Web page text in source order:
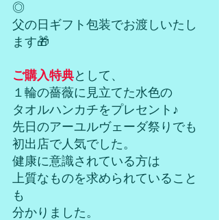
◎
父の日ギフト包装でお渡しいたし
ます🎁
ご購入特典として、
１輪の薔薇に見立てた水色の
タオルハンカチをプレセント♪
先日のアーユルヴェーダ祭りでも
初出店で人気でした。
健康に意識されている方は
上質なものを求められていること
も
分かりました。